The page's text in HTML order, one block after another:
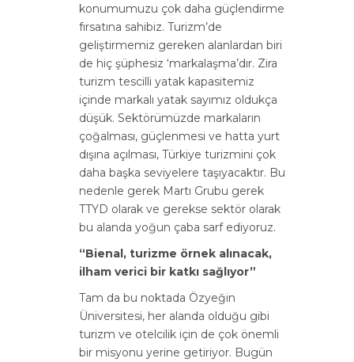
konumumuzu çok daha güçlendirme
fırsatına sahibiz. Turizm’de
geliştirmemiz gereken alanlardan biri
de hiç şüphesiz ‘markalaşma’dır. Zira
turizm tescilli yatak kapasitemiz
içinde markalı yatak sayımız oldukça
düşük. Sektörümüzde markaların
çoğalması, güçlenmesi ve hatta yurt
dışına açılması, Türkiye turizmini çok
daha başka seviyelere taşıyacaktır. Bu
nedenle gerek Martı Grubu gerek
TTYD olarak ve gerekse sektör olarak
bu alanda yoğun çaba sarf ediyoruz.
“Bienal, turizme örnek alınacak,
ilham verici bir katkı sağlıyor”
Tam da bu noktada Özyeğin
Üniversitesi, her alanda olduğu gibi
turizm ve otelcilik için de çok önemli
bir misyonu yerine getiriyor. Bugün